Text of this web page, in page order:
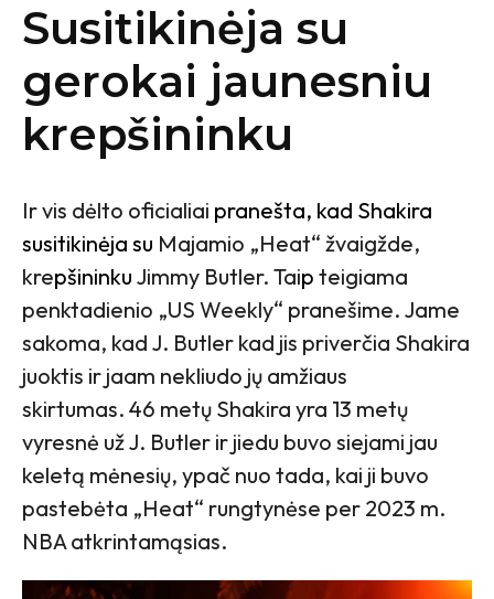
Susitikinėja su
gerokai jaunesniu
krepšininku
Ir vis dėlto oficialiai pranešta, kad Shakira
susitikinėja su Majamio „Heat“ žvaigžde,
krepšininku Jimmy Butler. Taip teigiama
penktadienio „US Weekly“ pranešime. Jame
sakoma, kad J. Butler kad jis priverčia Shakira
juoktis ir jaam nekliudo jų amžiaus
skirtumas. 46 metų Shakira yra 13 metų
vyresnė už J. Butler ir jiedu buvo siejami jau
keletą mėnesių, ypač nuo tada, kai ji buvo
pastebėta „Heat“ rungtynėse per 2023 m.
NBA atkrintamąsias.